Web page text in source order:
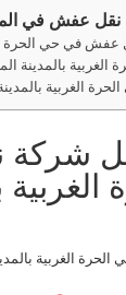
عفش في
في حي الحرة
بالمدينة
الغربية
الغربية